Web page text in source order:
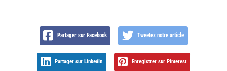
Partager sur Facebook Tweetez notre article
Partager sur LinkedIn Enregistrer sur Pinterest